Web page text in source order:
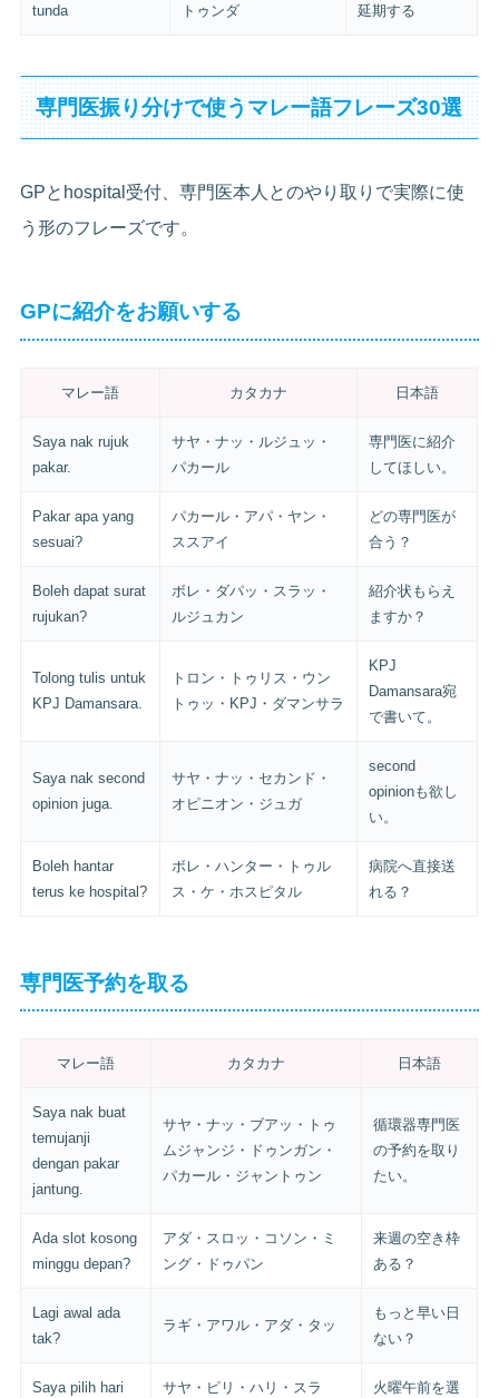
tunda トゥンダ 延期する
専門医振り分けで使うマレー語フレーズ30選
GPとhospital受付、専門医本人とのやり取りで実際に使
う形のフレーズです。
GPに紹介をお願いする
マレー語 カタカナ 日本語
Saya nak rujuk
pakar.
サヤ・ナッ・ルジュッ・
パカール
専門医に紹介
してほしい。
Pakar apa yang
sesuai?
パカール・アパ・ヤン・
ススアイ
どの専門医が
合う？
Boleh dapat surat
rujukan?
ボレ・ダパッ・スラッ・
ルジュカン
紹介状もらえ
ますか？
Tolong tulis untuk
KPJ Damansara.
トロン・トゥリス・ウン
トゥッ・KPJ・ダマンサラ
KPJ
Damansara宛
で書いて。
Saya nak second
opinion juga.
サヤ・ナッ・セカンド・
オピニオン・ジュガ
second
opinionも欲し
い。
Boleh hantar
terus ke hospital?
ボレ・ハンター・トゥル
ス・ケ・ホスピタル
病院へ直接送
れる？
専門医予約を取る
マレー語 カタカナ 日本語
Saya nak buat
temujanji
dengan pakar
jantung.
サヤ・ナッ・ブアッ・トゥ
ムジャンジ・ドゥンガン・
パカール・ジャントゥン
循環器専門医
の予約を取り
たい。
Ada slot kosong
minggu depan?
アダ・スロッ・コソン・ミ
ング・ドゥパン
来週の空き枠
ある？
Lagi awal ada
tak?
ラギ・アワル・アダ・タッ
もっと早い日
ない？
Saya pilih hari サヤ・ピリ・ハリ・スラ 火曜午前を選